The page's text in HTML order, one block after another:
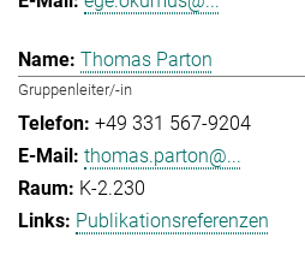
Thomas Parton
Gruppenleiter/-in
+49 331 567-9204
thomas.parton@...
K-2.230
Publikationsreferenzen